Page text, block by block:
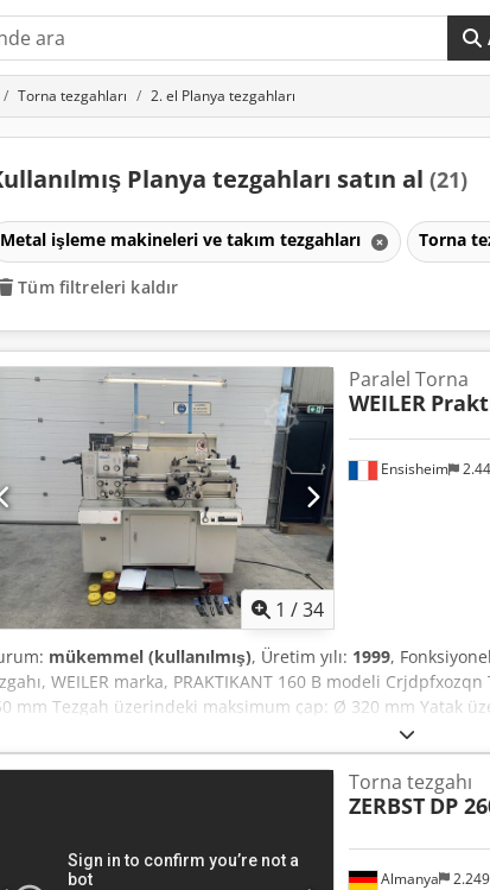
Torna tezgahları 2. el Planya tezgahları
Planya tezgahları satın al (21)
Metal işleme makineleri ve takım tezgahları Torna
Tüm filtreleri kaldır
1 /34
Ensisheim
Paralel Torna
WEILER
mükemmel (kullanılmış), Üretim yılı: 1999,
WEILER marka, PRAKTIKANT 160 B modeli
mm Tezgah üzerindeki maksimum çap: Ø 320 mm Yatak
160 mm Mil çapı: Ø 40 mm Devir: 48 ila 2500 devir/
Ø 135 mm Üretim yılı: 1999 2 kademeli mil motoru
2 eksenli ölçek: MITUTOYO Birlikte verilenler (fotoğraflara
1 adet 4 ağızlı mengene: Ø 135 mm 7 adet MULTIFIX
yaklaşık 900 KG
Almanya
Torna tezgahı
ZERBST DP